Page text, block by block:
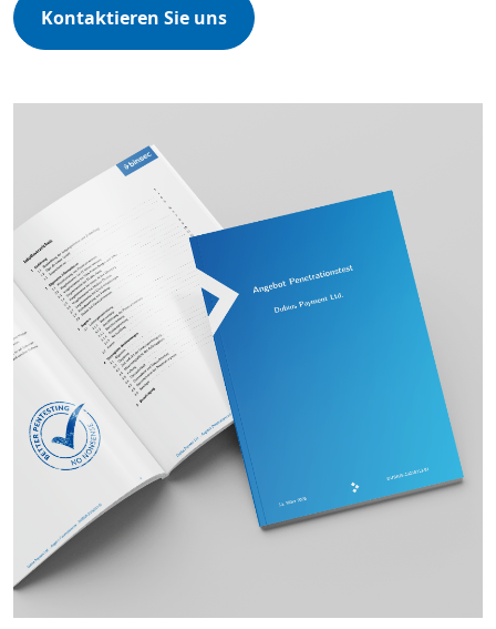
Kontaktieren Sie uns